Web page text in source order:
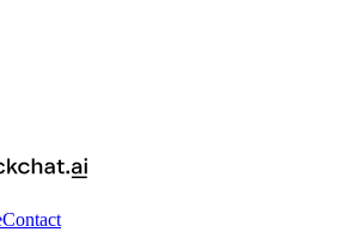
Contact